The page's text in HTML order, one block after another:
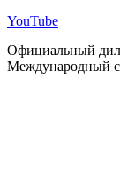
YouTube
Официальный
Международный